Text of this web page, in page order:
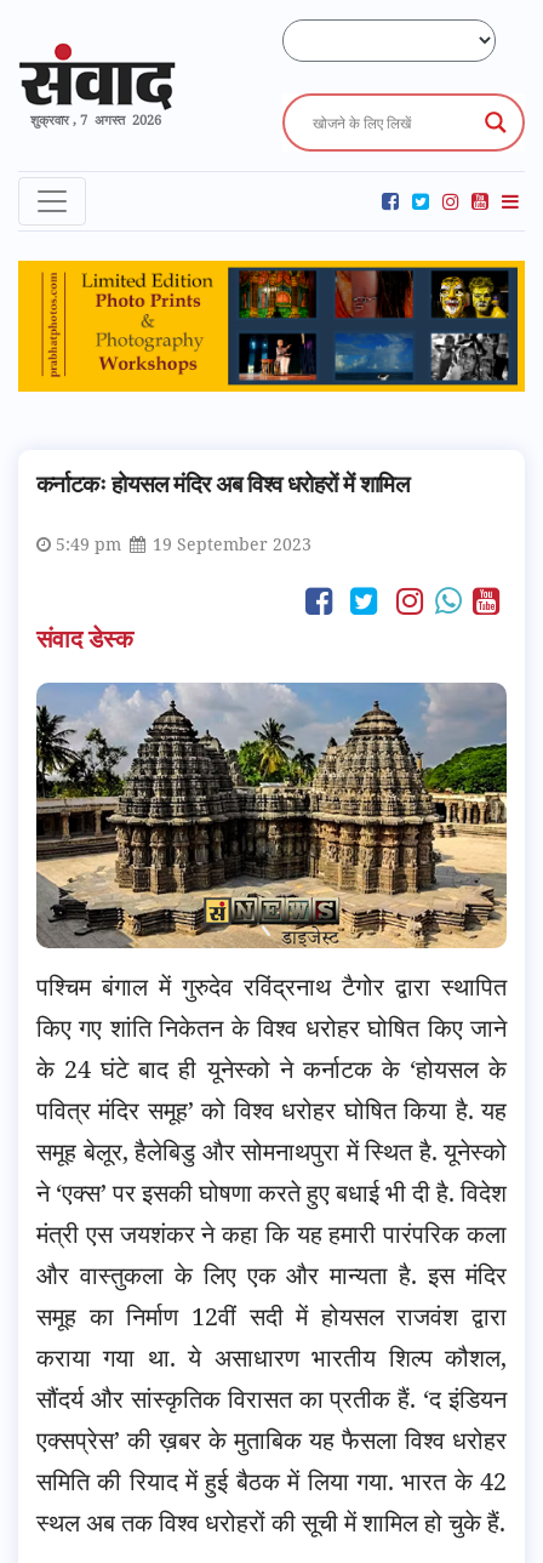
शुक्रवार , 7 अगस्त 2026
कर्नाटकः होयसल मंदिर अब विश्व धरोहरों में शामिल
5:49 pm 19 September 2023
संवाद डेस्क
पश्चिम बंगाल में गुरुदेव रविंद्रनाथ टैगोर द्वारा स्थापित
किए गए शांति निकेतन के विश्व धरोहर घोषित किए जाने
के 24 घंटे बाद ही यूनेस्को ने कर्नाटक के ‘होयसल के
पवित्र मंदिर समूह’ को विश्व धरोहर घोषित किया है. यह
समूह बेलूर, हैलेबिडु और सोमनाथपुरा में स्थित है.यूनेस्को
ने ‘एक्स’ पर इसकी घोषणा करते हुए बधाई भी दी है. विदेश
मंत्री एस जयशंकर ने कहा कि यह हमारी पारंपरिक कला
और वास्तुकला के लिए एक और मान्यता है. इस मंदिर
समूह का निर्माण 12वीं सदी में होयसल राजवंश द्वारा
कराया गया था. ये असाधारण भारतीय शिल्प कौशल,
सौंदर्य और सांस्कृतिक विरासत का प्रतीक हैं. ‘द इंडियन
एक्सप्रेस’ की ख़बर के मुताबिक यह फैसला विश्व धरोहर
समिति की रियाद में हुई बैठक में लिया गया. भारत के 42
स्थल अब तक विश्व धरोहरों की सूची में शामिल हो चुके हैं.